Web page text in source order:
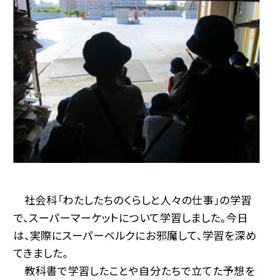
社会科「わたしたちのくらしと人々の仕事」の学習
で、スーパーマーケットについて学習しました。今日
は、実際にスーパーベルクにお邪魔して、学習を深め
てきました。
教科書で学習したことや自分たちで立てた予想を